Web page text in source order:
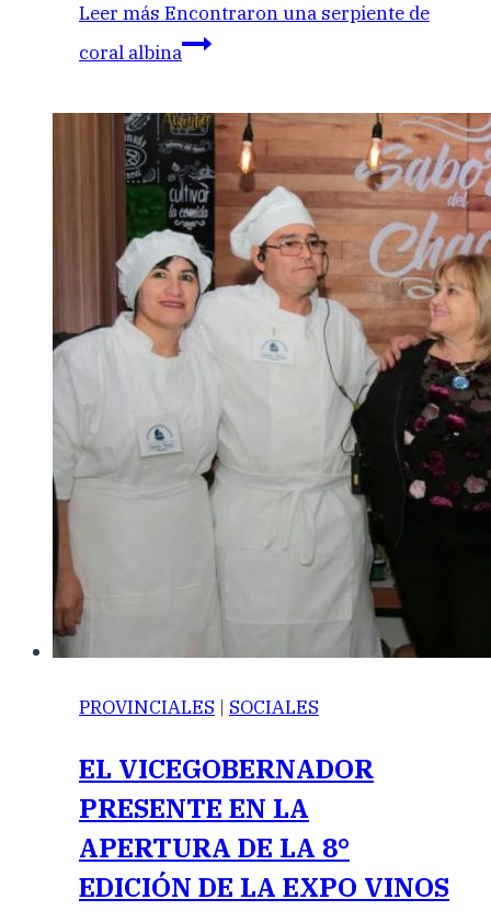
Leer más Encontraron una serpiente de
coral albina
PROVINCIALES | SOCIALES
EL VICEGOBERNADOR
PRESENTE EN LA
APERTURA DE LA 8°
EDICIÓN DE LA EXPO VINOS